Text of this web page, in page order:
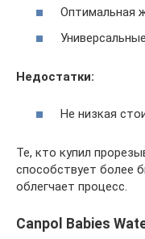
Оптимальная
Недостатки:
Не низкая
Те, кто купил
способствует более
облегчает процесс.
Canpol Babies